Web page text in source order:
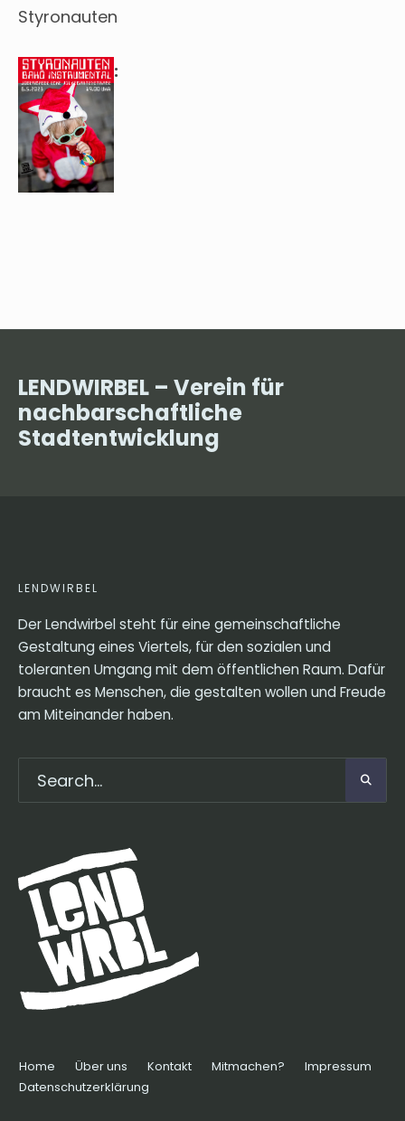
Styronauten
LENDWIRBEL – Verein für
nachbarschaftliche
Stadtentwicklung
LENDWIRBEL
Der Lendwirbel steht für eine gemeinschaftliche
Gestaltung eines Viertels, für den sozialen und
toleranten Umgang mit dem öffentlichen Raum. Dafür
braucht es Menschen, die gestalten wollen und Freude
am Miteinander haben.
Home Über uns Kontakt Mitmachen?
Impressum
Datenschutzerklärung